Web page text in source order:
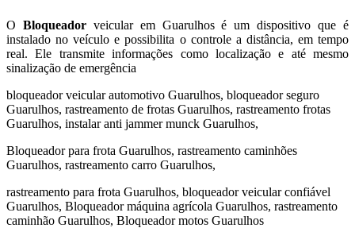
O Bloqueadorveicular em Guarulhos é um dispositivo que é
instalado no veículo e possibilita o controle a distância, em tempo
real. Ele transmite informações como localização e até mesmo
sinalização de emergência
bloqueador veicular automotivo Guarulhos, bloqueador seguro
Guarulhos, rastreamento de frotas Guarulhos, rastreamento frotas
Guarulhos, instalar anti jammer munck Guarulhos,
Bloqueador para frota Guarulhos, rastreamento caminhões
Guarulhos, rastreamento carro Guarulhos,
rastreamento para frota Guarulhos, bloqueador veicular confiável
Guarulhos, Bloqueador máquina agrícola Guarulhos, rastreamento
caminhão Guarulhos, Bloqueador motos Guarulhos